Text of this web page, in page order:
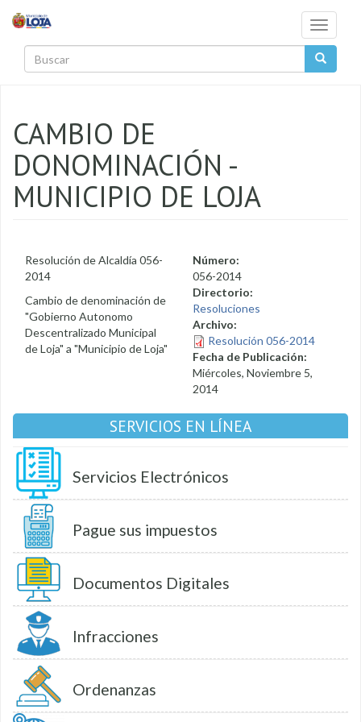
Toggle
CAMBIO DE
DONOMINACIÓN -
MUNICIPIO DE LOJA
Resolución de Alcaldía 056-
2014
Cambio de denominación de
"Gobierno Autonomo
Descentralizado Municipal
de Loja" a "Municipio de Loja"
Número:
056-2014
Directorio:
Resoluciones
Archivo:
Resolución 056-2014
Fecha de Publicación:
Miércoles, Noviembre 5,
2014
SERVICIOS EN LÍNEA
Servicios Electrónicos
Pague sus impuestos
Documentos Digitales
Infracciones
Ordenanzas